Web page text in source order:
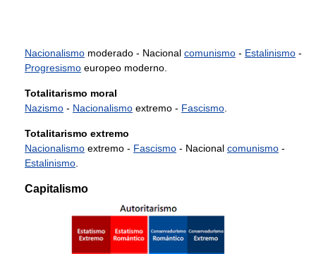
Nacionalismo moderado - Nacional comunismo - Estalinismo -
Progresismo europeo moderno.
Totalitarismo moral
Nazismo - Nacionalismo extremo - Fascismo
Totalitarismo extremo
Nacionalismo extremo - Fascismo - Nacional comunismo -
Estalinismo
Capitalismo